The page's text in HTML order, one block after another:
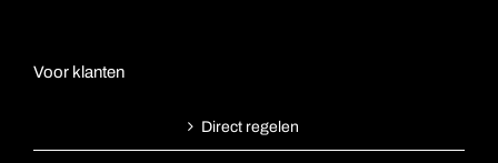
Voor klanten
Direct regelen